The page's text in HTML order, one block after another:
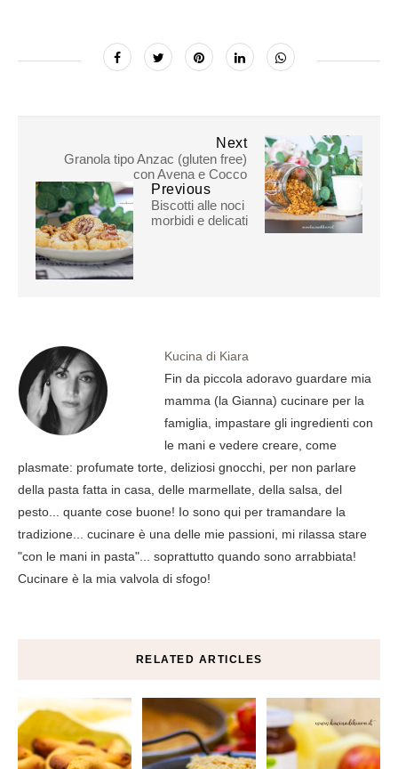
Next
Granola tipo Anzac (gluten free)
con Avena e Cocco
Previous
Biscotti alle noci
morbidi e delicati
Kucina di Kiara
Fin da piccola adoravo guardare mia
mamma (la Gianna) cucinare per la
famiglia, impastare gli ingredienti con
le mani e vedere creare, come
plasmate: profumate torte, deliziosi gnocchi, per non parlare
della pasta fatta in casa, delle marmellate, della salsa, del
pesto... quante cose buone! Io sono qui per tramandare la
tradizione... cucinare è una delle mie passioni, mi rilassa stare
"con le mani in pasta"... soprattutto quando sono arrabbiata!
Cucinare è la mia valvola di sfogo!
RELATED ARTICLES